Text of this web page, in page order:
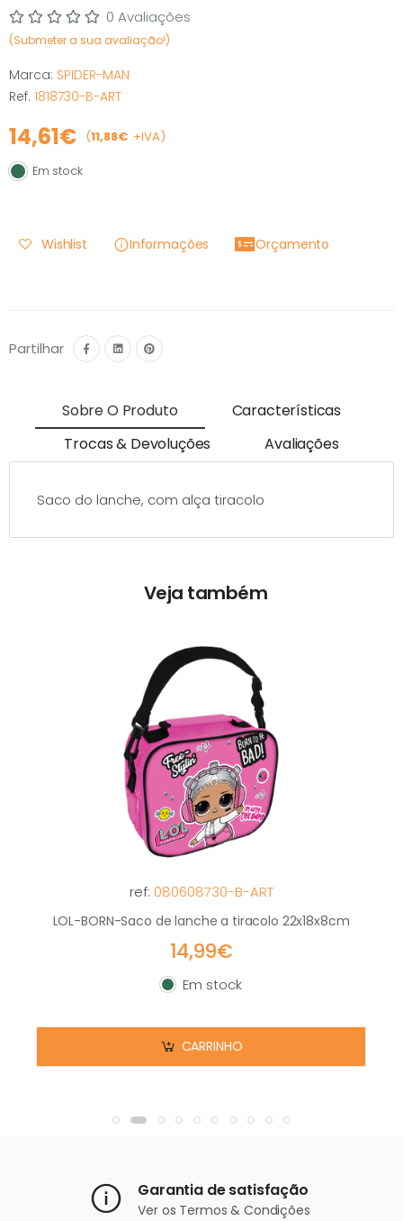
0 Avaliações
(Submeter a sua avaliação!)
Marca: SPIDER-MAN
Ref. 1818730-B-ART
14,61€ (11,88€ +IVA)
Em stock
Em stock
Wishlist Informações Orçamento
Partilhar
Sobre O Produto
Características
Trocas & Devoluções
Avaliações
Saco do lanche, com alça tiracolo
Veja também
ref: 080608730-B-ART
LOL-BORN-Saco de lanche a tiracolo 22x18x8cm
14,99€
Em stock
Em stock
CARRINHO
Garantia de satisfação
Ver os Termos & Condições